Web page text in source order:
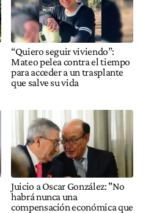
“Quiero seguir viviendo”:
Mateo pelea contra el tiempo
para acceder a un trasplante
que salve su vida
Juicio a Oscar González: "No
habrá nunca una
compensación económica que